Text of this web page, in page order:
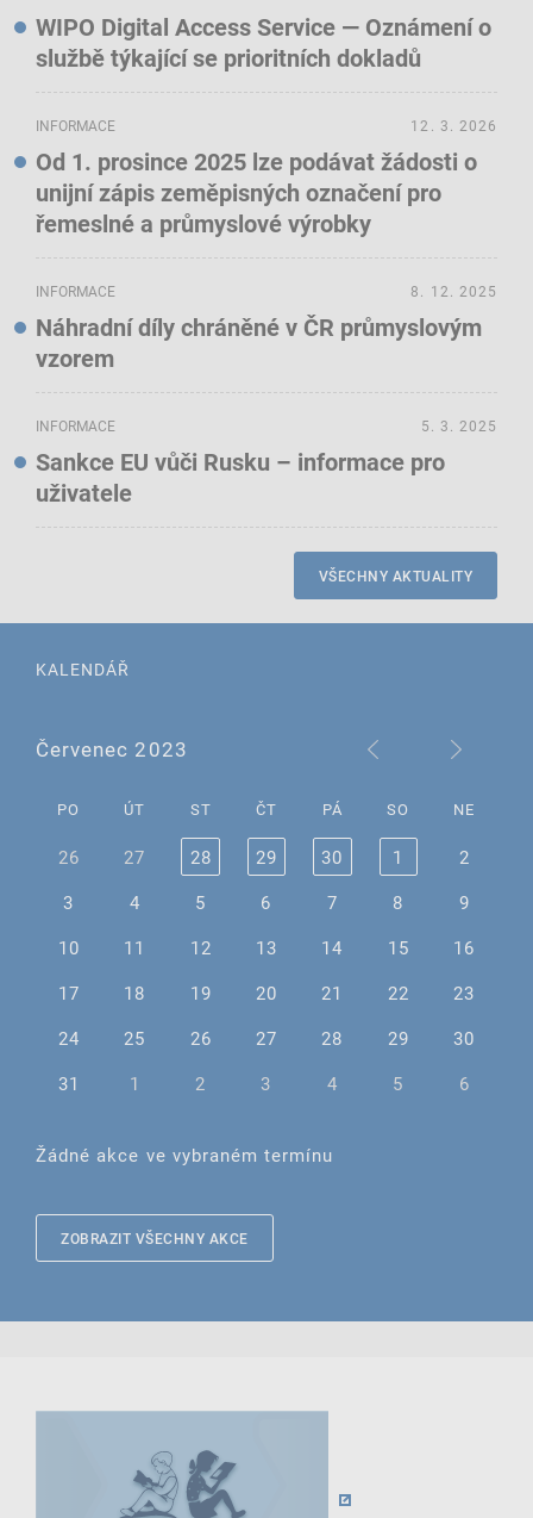
WIPO Digital Access Service — Oznámení o
službě týkající se prioritních dokladů
INFORMACE
Od 1. prosince 2025 lze podávat žádosti o
unijní zápis zeměpisných označení pro
řemeslné a průmyslové výrobky
12. 3. 2026
INFORMACE
Náhradní díly chráněné v ČR průmyslovým
vzorem
8. 12. 2025
INFORMACE
Sankce EU vůči Rusku – informace pro
uživatele
5. 3. 2025
VŠECHNY AKTUALITY
KALENDÁŘ
Červenec 2023
PO ÚT ST ČT PÁ SO NE
26 27 28 29 30 1
2
3
4 5 6 7 8
9
10
11 12 13 14 15
16
17
18 19 20 21 22
23
24
25 26 27 28 29
30
31
1 2 3 4 5 6
Žádné akce ve vybraném termínu
ZOBRAZIT VŠECHNY AKCE